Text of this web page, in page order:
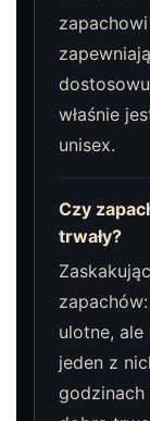
właśnie
unisex.
Czy
trwały?
ulotne,
jeden z
godzinach